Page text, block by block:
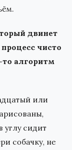
двинет
чисто
алгоритм
или
сидит
собачку, не